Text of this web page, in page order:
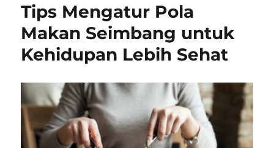
dalam
Kebugaran
Tubuh
Harian
Tips Mengatur Pola
Makan Seimbang untuk
Kehidupan Lebih Sehat